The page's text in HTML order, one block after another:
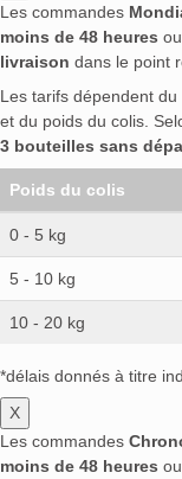
Les commandes
moins de 48 heures
livraison dans le point
Les tarifs dépendent
et du poids du colis.
3 bouteilles sans
Poids du colis
0 - 5 kg
5 - 10 kg
10 - 20 kg
*délais donnés à titre
X
Les commandes
moins de 48 heures